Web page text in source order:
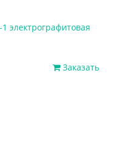
электрографитовая
Заказать